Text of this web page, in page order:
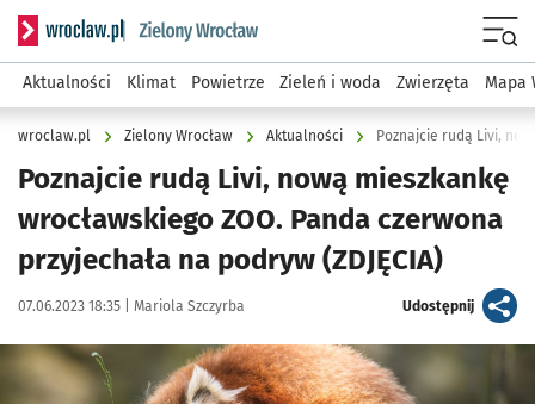
Serwis informacyjny wroclaw.pl podserwis: Środowisko we
Aktualności Klimat Powietrze Zieleń i woda Zwierzęta Mapa
wroclaw.pl Zielony Wrocław Aktualności
Poznajcie rudą Livi, nową mieszkankę
wrocławskiego ZOO. Panda czerwona
przyjechała na podryw (ZDJĘCIA)
Data publikacji:
07.06.2023 18:35 | Autor:
Mariola Szczyrba Udostępnijartykuł
Kliknij, aby zobaczyć galerię